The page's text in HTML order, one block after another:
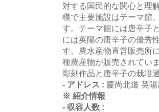
対する国民的な関心と理
模で主要施設はテーマ館
す。テーマ館には唐辛子
には英陽の唐辛子の優秀
す。農水産物直営販売所
種農産物が販売されてい
彫刻作品と唐辛子の栽培
- アドレス : 慶尚北道 英
※ 紹介情報
- 収容人数 :